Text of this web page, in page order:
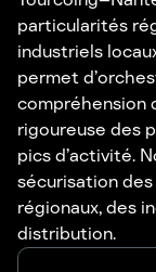
particularités
industriels
permet
compréhension
rigoureuse des
pics d’activité.
sécurisation
régionaux, des
distribution.